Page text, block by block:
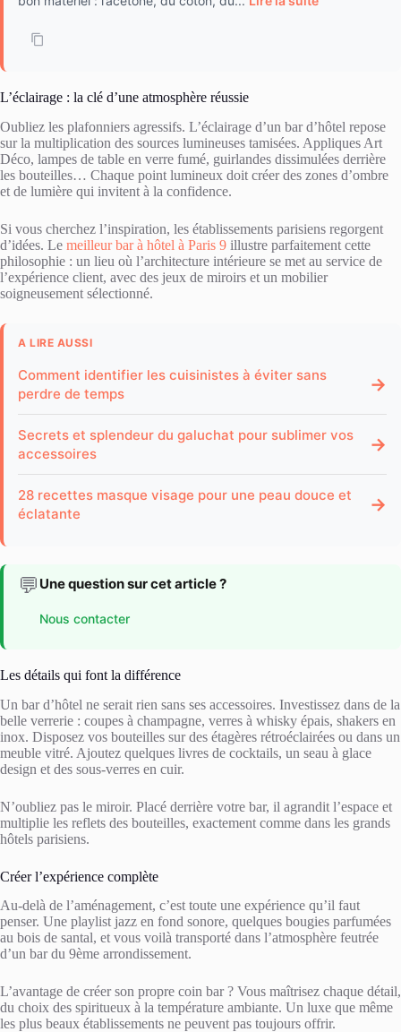
L’éclairage : la clé d’une atmosphère réussie
Oubliez les plafonniers agressifs. L’éclairage d’un bar d’hôtel repose
sur la multiplication des sources lumineuses tamisées. Appliques Art
Déco, lampes de table en verre fumé, guirlandes dissimulées derrière
les bouteilles… Chaque point lumineux doit créer des zones d’ombre
et de lumière qui invitent à la confidence.
Si vous cherchez l’inspiration, les établissements parisiens regorgent
d’idées. Le meilleur bar à hôtel à Paris 9 illustre parfaitement cette
philosophie : un lieu où l’architecture intérieure se met au service de
l’expérience client, avec des jeux de miroirs et un mobilier
soigneusement sélectionné.
A LIRE AUSSI
Comment identifier les cuisinistes à éviter sans
perdre de temps
→
Secrets et splendeur du galuchat pour sublimer vos
accessoires
→
28 recettes masque visage pour une peau douce et
éclatante
→
💬 Une question sur cet article ?
Nous contacter
Les détails qui font la différence
Un bar d’hôtel ne serait rien sans ses accessoires. Investissez dans de la
belle verrerie : coupes à champagne, verres à whisky épais, shakers en
inox. Disposez vos bouteilles sur des étagères rétroéclairées ou dans un
meuble vitré. Ajoutez quelques livres de cocktails, un seau à glace
design et des sous-verres en cuir.
N’oubliez pas le miroir. Placé derrière votre bar, il agrandit l’espace et
multiplie les reflets des bouteilles, exactement comme dans les grands
hôtels parisiens.
Créer l’expérience complète
Au-delà de l’aménagement, c’est toute une expérience qu’il faut
penser. Une playlist jazz en fond sonore, quelques bougies parfumées
au bois de santal, et vous voilà transporté dans l’atmosphère feutrée
d’un bar du 9ème arrondissement.
L’avantage de créer son propre coin bar ? Vous maîtrisez chaque détail,
du choix des spiritueux à la température ambiante. Un luxe que même
les plus beaux établissements ne peuvent pas toujours offrir.